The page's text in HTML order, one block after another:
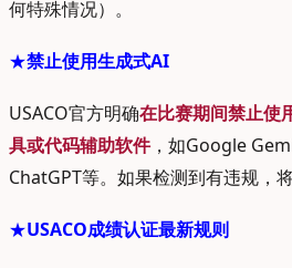
何特殊情况）。
★禁止使用生成式AI
USACO官方明确在比赛期间禁止使
具或代码辅助软件，如Google
ChatGPT等。如果检测到有违规，
★USACO成绩认证最新规则